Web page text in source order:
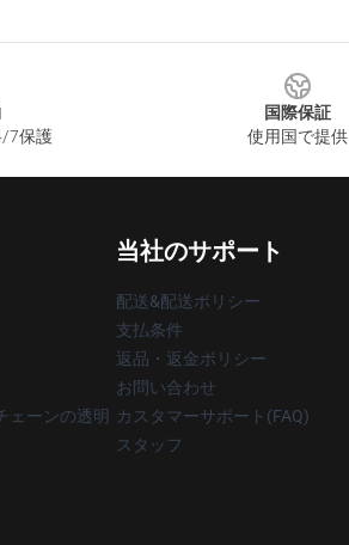
7保護
国際保証
使用国で提供
ェーンの透明
当社のサポート
配送&配送ポリシー
支払条件
返品・返金ポリシー
お問い合わせ
カスタマーサポート(FAQ)
スタッフ